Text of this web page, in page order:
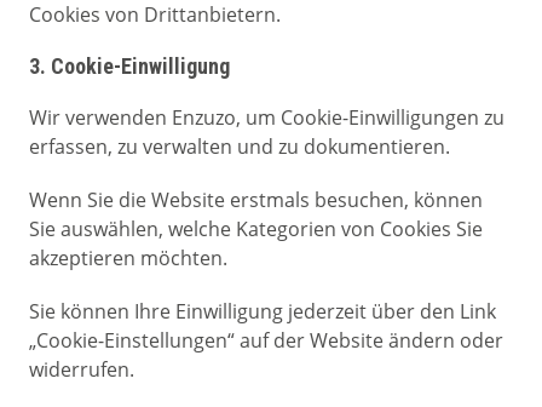
Cookies von Drittanbietern.
3. Cookie-Einwilligung
Wir verwenden Enzuzo, um Cookie-Einwilligungen zu
erfassen, zu verwalten und zu dokumentieren.
Wenn Sie die Website erstmals besuchen, können
Sie auswählen, welche Kategorien von Cookies Sie
akzeptieren möchten.
Sie können Ihre Einwilligung jederzeit über den Link
„Cookie-Einstellungen“ auf der Website ändern oder
widerrufen.